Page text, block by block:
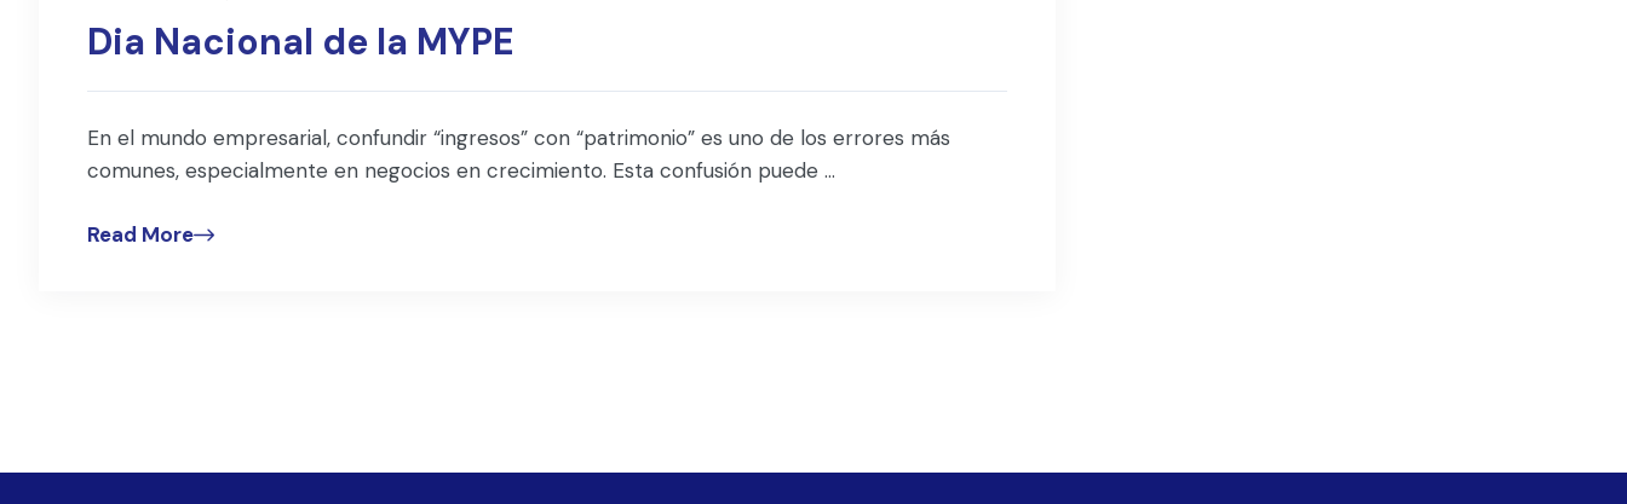
Dia Nacional de la MYPE
En el mundo empresarial, confundir “ingresos” con “patrimonio” es uno de los errores más
comunes, especialmente en negocios en crecimiento. Esta confusión puede ...
Read More